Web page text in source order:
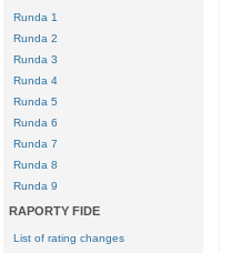
Runda 1
Runda 2
Runda 3
Runda 4
Runda 5
Runda 6
Runda 7
Runda 8
Runda 9
RAPORTY FIDE
List of rating changes